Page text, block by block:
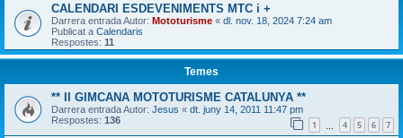
CALENDARI ESDEVENIMENTS MTC i +
Darrera entrada Autor: Mototurisme « dl. nov. 18, 2024 7:24 am
Publicat a Calendaris
Respostes: 11
Temes
** II GIMCANA MOTOTURISME CATALUNYA **
Darrera entrada Autor: Jesus « dt. juny 14, 2011 11:47 pm
Respostes: 136 1 4 5 6 7